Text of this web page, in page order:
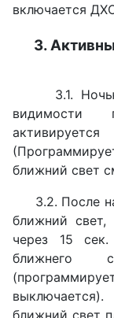
включается
3.
3.1. Ночью
видимости
ближний свет
3.2. После
ближний свет,
через 15 сек.
ближнего
ближний свет